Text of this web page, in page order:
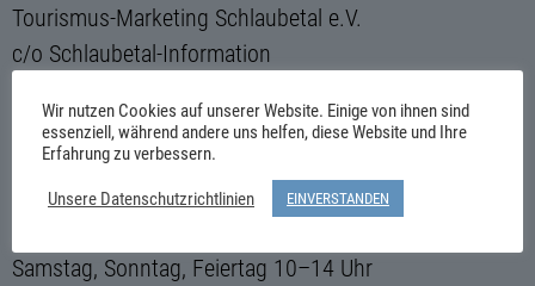
Tourismus-Marketing Schlaubetal e.V.
c/o Schlaubetal-Information
D-15299 Müllrose
Samstag, Sonntag, Feiertag 10–14 Uhr
Wir nutzen Cookies auf unserer Website. Einige von ihnen sind
essenziell, während andere uns helfen, diese Website und Ihre
Erfahrung zu verbessern.
Unsere Datenschutzrichtlinien
EINVERSTANDEN